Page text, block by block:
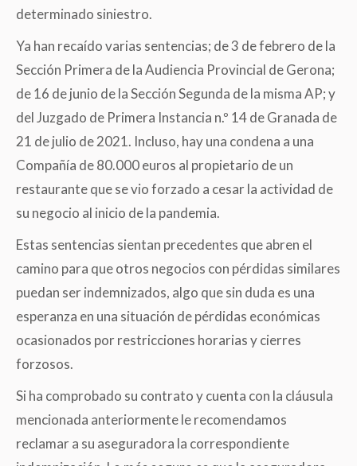
determinado siniestro.
Ya han recaído varias sentencias; de 3 de febrero de la
Sección Primera de la Audiencia Provincial de Gerona;
de 16 de junio de la Sección Segunda de la misma AP; y
del Juzgado de Primera Instancia n.º 14 de Granada de
21 de julio de 2021. Incluso, hay una condena a una
Compañía de 80.000 euros al propietario de un
restaurante que se vio forzado a cesar la actividad de
su negocio al inicio de la pandemia.
Estas sentencias sientan precedentes que abren el
camino para que otros negocios con pérdidas similares
puedan ser indemnizados, algo que sin duda es una
esperanza en una situación de pérdidas económicas
ocasionados por restricciones horarias y cierres
forzosos.
Si ha comprobado su contrato y cuenta con la cláusula
mencionada anteriormente le recomendamos
reclamar a su aseguradora la correspondiente